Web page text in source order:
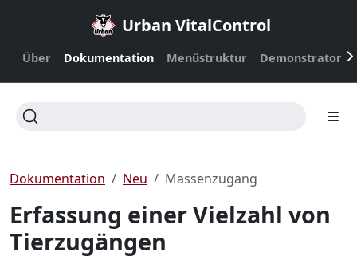
Urban VitalControl
Über Dokumentation Menüstruktur Demonstrator
Dokumentation Neu Massenzugang
Erfassung einer Vielzahl von
Tierzugängen